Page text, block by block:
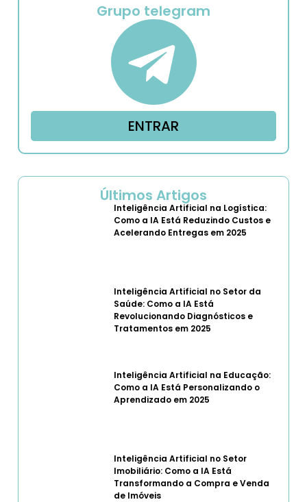
Grupo telegram
ENTRAR
Últimos Artigos
Inteligência Artificial na Logística:
Como a IA Está Reduzindo Custos e
Acelerando Entregas em 2025
Inteligência Artificial no Setor da
Saúde: Como a IA Está
Revolucionando Diagnósticos e
Tratamentos em 2025
Inteligência Artificial na Educação:
Como a IA Está Personalizando o
Aprendizado em 2025
Inteligência Artificial no Setor
Imobiliário: Como a IA Está
Transformando a Compra e Venda
de Imóveis